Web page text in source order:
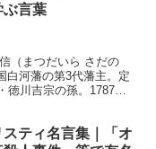
ぶ言葉
（まつだいら さだの
白河藩の第3代藩主。定
徳川吉宗の孫。1787年
ティ名言集｜「オ